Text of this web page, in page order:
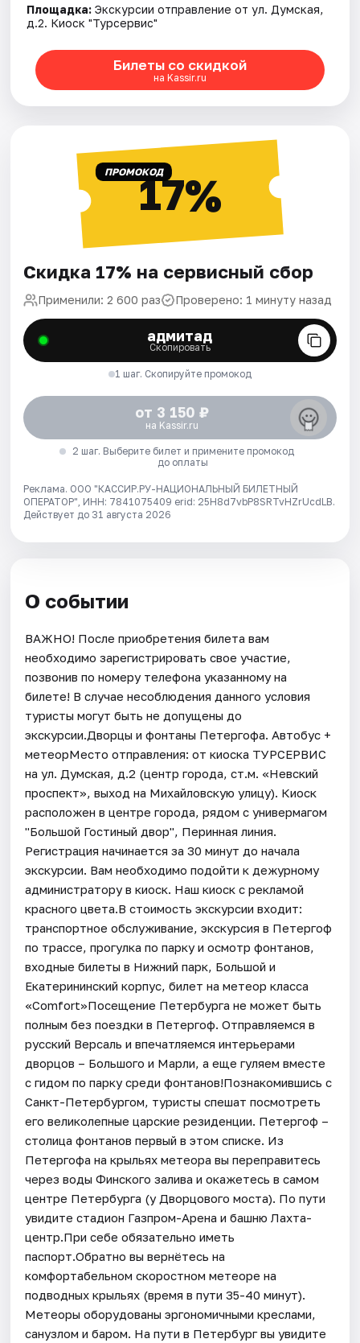
Площадка: Экскурсии отправление от ул. Думская,
д.2. Киоск "Турсервис"
Билеты со скидкой
на Kassir.ru
ПРОМОКОД17%
Скидка 17% на сервисный сбор
Применили: 2 600 раз Проверено: 1 минуту назад
адмитад
Скопировать
1 шаг. Скопируйте промокод
от 3 150 ₽
на Kassir.ru
2 шаг. Выберите билет и примените промокод
до оплаты
Реклама. ООО "КАССИР.РУ-НАЦИОНАЛЬНЫЙ БИЛЕТНЫЙ
ОПЕРАТОР", ИНН: 7841075409 erid: 25H8d7vbP8SRTvHZrUcdLB.
Действует до 31 августа 2026
О событии
ВАЖНО! После приобретения билета вам
необходимо зарегистрировать свое участие,
позвонив по номеру телефона указанному на
билете! В случае несоблюдения данного условия
туристы могут быть не допущены до
экскурсии.Дворцы и фонтаны Петергофа. Автобус +
метеорМесто отправления: от киоска ТУРСЕРВИС
на ул. Думская, д.2 (центр города, ст.м. «Невский
проспект», выход на Михайловскую улицу). Киоск
расположен в центре города, рядом с универмагом
"Большой Гостиный двор", Перинная линия.
Регистрация начинается за 30 минут до начала
экскурсии. Вам необходимо подойти к дежурному
администратору в киоск. Наш киоск с рекламой
красного цвета.В стоимость экскурсии входит:
транспортное обслуживание, экскурсия в Петергоф
по трассе, прогулка по парку и осмотр фонтанов,
входные билеты в Нижний парк, Большой и
Екатерининский корпус, билет на метеор класса
«Comfort»Посещение Петербурга не может быть
полным без поездки в Петергоф. Отправляемся в
русский Версаль и впечатляемся интерьерами
дворцов – Большого и Марли, а еще гуляем вместе
с гидом по парку среди фонтанов!Познакомившись с
Санкт-Петербургом, туристы спешат посмотреть
его великолепные царские резиденции. Петергоф –
столица фонтанов первый в этом списке. Из
Петергофа на крыльях метеора вы переправитесь
через воды Финского залива и окажетесь в самом
центре Петербурга (у Дворцового моста). По пути
увидите стадион Газпром-Арена и башню Лахта-
центр.При себе обязательно иметь
паспорт.Обратно вы вернётесь на
комфортабельном скоростном метеоре на
подводных крыльях (время в пути 35-40 минут).
Метеоры оборудованы эргономичными креслами,
санузлом и баром. На пути в Петербург вы увидите